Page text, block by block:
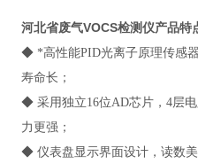
河北省废气VOCS检测仪产品特
◆ *高性能PID光离子原理传感
寿命长；
◆ 采用独立16位AD芯片，4层
力更强；
◆ 仪表盘显示界面设计，读数